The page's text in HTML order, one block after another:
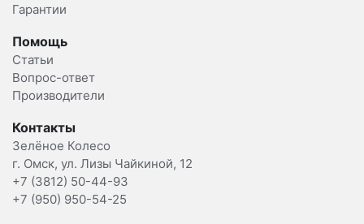
Гарантии
Помощь
Статьи
Вопрос-ответ
Производители
Контакты
Зелёное Колесо
г. Омск, ул. Лизы Чайкиной, 12
+7 (3812) 50-44-93
+7 (950) 950-54-25